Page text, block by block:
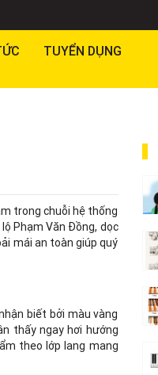
TUYỂN DỤNG
trong chuỗi hệ thống
Phạm Văn Đồng, dọc
mái an toàn giúp quý
biết bởi màu vàng
thấy ngay hơi hướng
theo lớp lang mang